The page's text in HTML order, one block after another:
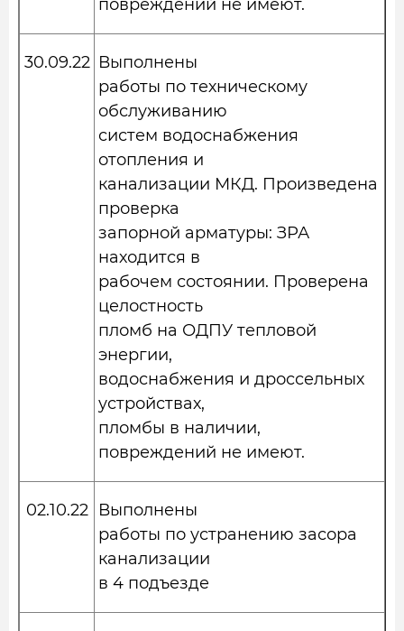
повреждений не имеют.
30.09.22 Выполнены
работы по техническому
обслуживанию
систем водоснабжения
отопления и
канализации МКД. Произведена
проверка
запорной арматуры: ЗРА
находится в
рабочем состоянии. Проверена
целостность
пломб на ОДПУ тепловой
энергии,
водоснабжения и дроссельных
устройствах,
пломбы в наличии,
повреждений не имеют.
02.10.22
Выполнены
работы по устранению засора
канализации
в 4 подъезде